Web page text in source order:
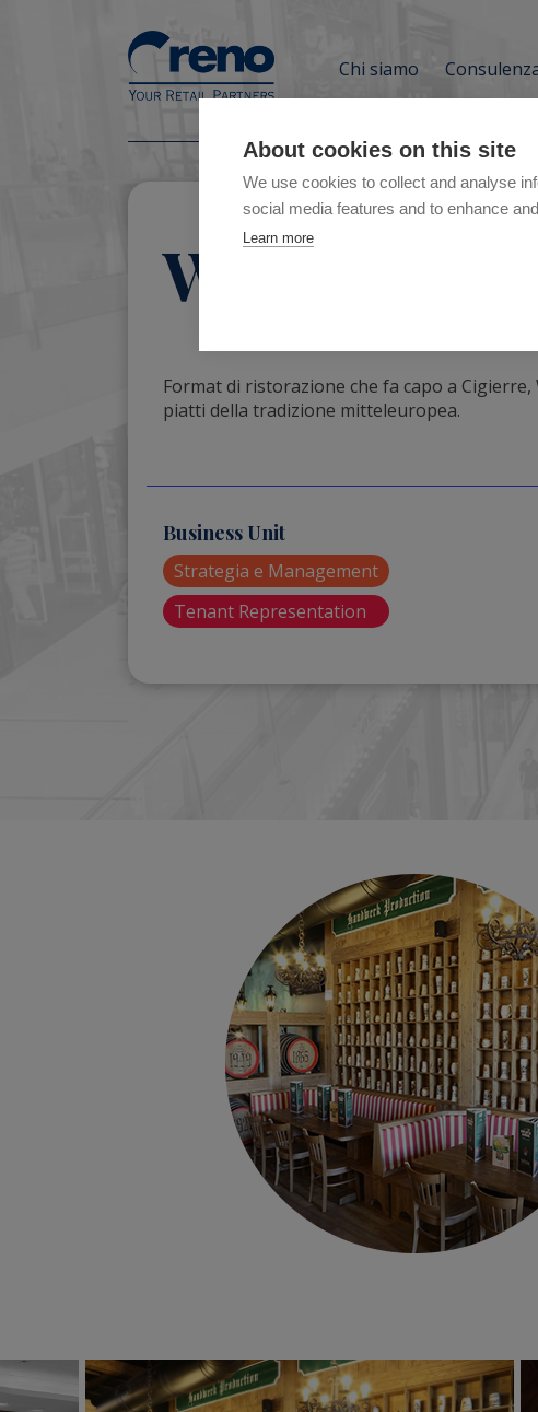
About cookies on this site
We use cookies to collect and analyse
social media features and to enhance
Learn more
Chi siamo
Wiener Haus
Format di ristorazione che fa capo a
piatti della tradizione mitteleuropea.
Business Unit
Strategia e Management
Tenant Representation